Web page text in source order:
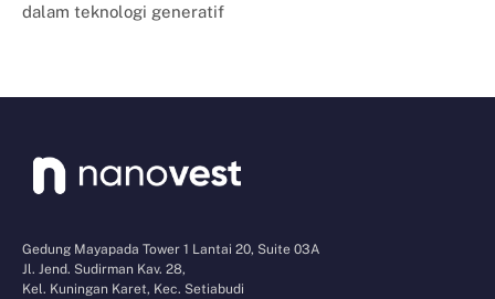
dalam teknologi generatif
Gedung Mayapada Tower 1 Lantai 20, Suite 03A
Jl. Jend. Sudirman Kav. 28,
Kel. Kuningan Karet, Kec. Setiabudi